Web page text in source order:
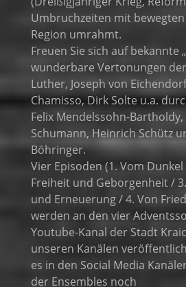
Umbruchzeiten mit
Region umrahmt.
Freuen Sie sich auf bekannte
wunderbare Vertonungen
Luther, Joseph von
Chamisso, Dirk Solte u.a.
Felix Mendelssohn-
Schumann, Heinrich Schütz
Böhringer.
Vier Episoden (1. Vom
Freiheit und Geborgenheit /
und Erneuerung / 4. Von
werden an den vier
Youtube-Kanal der Stadt
unseren Kanälen
es in den Social Media
der Ensembles noch